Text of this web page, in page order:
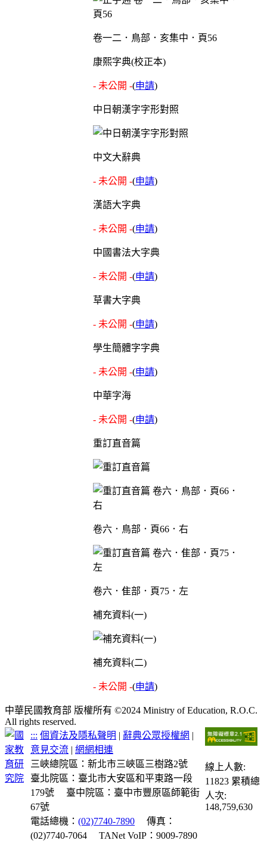
卷一二．鳥部．亥集中．頁56
康熙字典(校正本)
- 未公開 -(申請)
中日朝漢字字形對照
中文大辭典
- 未公開 -(申請)
漢語大字典
- 未公開 -(申請)
中國書法大字典
- 未公開 -(申請)
草書大字典
- 未公開 -(申請)
學生簡體字字典
- 未公開 -(申請)
中華字海
- 未公開 -(申請)
重訂直音篇
卷六．鳥部．頁66．右
卷六．隹部．頁75．左
補充資料(一)
補充資料(二)
- 未公開 -(申請)
中華民國教育部 版權所有 ©2024 Ministry of Education, R.O.C.
All rights reserved.
::: 個資法及隱私聲明 | 辭典公眾授權網 |
意見交流 |網網相連
三峽總院區：新北市三峽區三樹路2號
臺北院區：臺北市大安區和平東路一段
179號
臺中院區：臺中市豐原區師範街
67號
電話總機：(02)7740-7890
傳真：
(02)7740-7064
TANet VoIP：9009-7890
線上人數:
11823 累積總
人次:
148,759,630